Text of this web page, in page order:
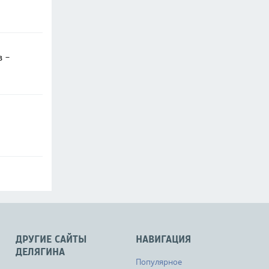
-
НАВИГАЦИЯ
Популярное
ДРУГИЕ САЙТЫ
ДЕЛЯГИНА